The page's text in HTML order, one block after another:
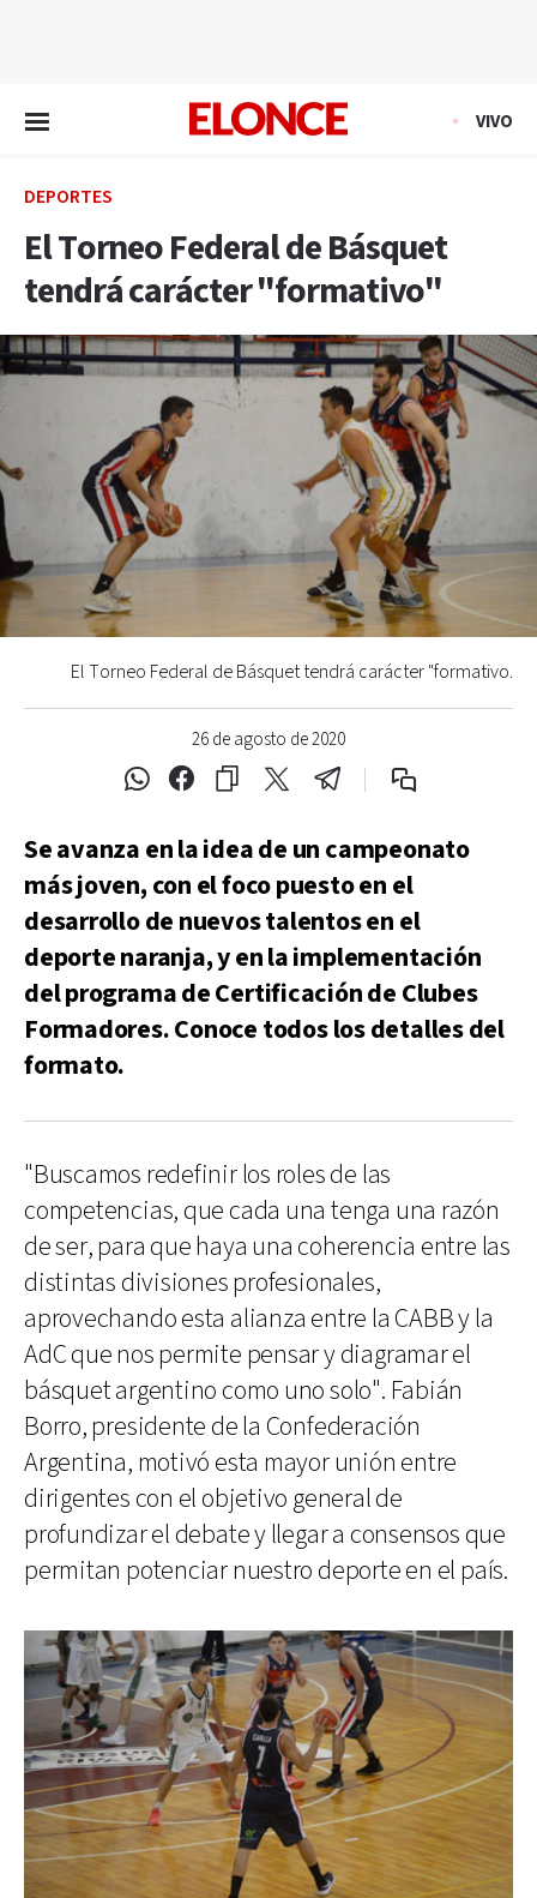
VIVO
DEPORTES
El Torneo Federal de Básquet
tendrá carácter "formativo"
26 de agosto de 2020
El Torneo Federal de Básquet tendrá carácter "formativo.
Se avanza en la idea de un campeonato
más joven, con el foco puesto en el
desarrollo de nuevos talentos en el
deporte naranja, y en la implementación
del programa de Certificación de Clubes
Formadores. Conoce todos los detalles del
formato.
"Buscamos redefinir los roles de las
competencias, que cada una tenga una razón
de ser, para que haya una coherencia entre las
distintas divisiones profesionales,
aprovechando esta alianza entre la CABB y la
AdC que nos permite pensar y diagramar el
básquet argentino como uno solo". Fabián
Borro, presidente de la Confederación
Argentina, motivó esta mayor unión entre
dirigentes con el objetivo general de
profundizar el debate y llegar a consensos que
permitan potenciar nuestro deporte en el país.